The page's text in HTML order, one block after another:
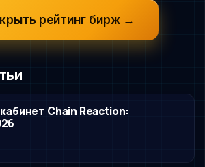
рейтинг бирж →
Chain Reaction: